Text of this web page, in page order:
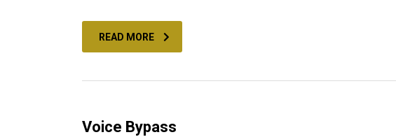
READ MORE
Voice Bypass